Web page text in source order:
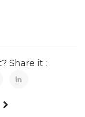
Share it :